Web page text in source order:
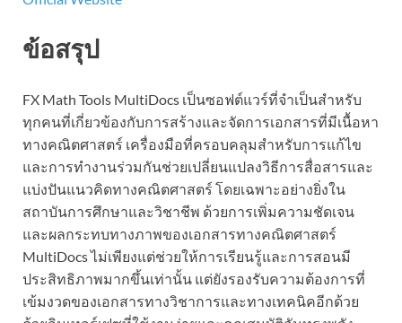
ข้อสรุป
FX Math Tools MultiDocs เป็นซอฟต์แวร์ที่จำเป็นสำหรับ
ทุกคนที่เกี่ยวข้องกับการสร้างและจัดการเอกสารที่มีเนื้อหา
ทางคณิตศาสตร์ เครื่องมือที่ครอบคลุมสำหรับการแก้ไข
และการทำงานร่วมกันช่วยเปลี่ยนแปลงวิธีการสื่อสารและ
แบ่งปันแนวคิดทางคณิตศาสตร์ โดยเฉพาะอย่างยิ่งใน
สถาบันการศึกษาและวิชาชีพ ด้วยการเพิ่มความชัดเจน
และผลกระทบทางภาพของเอกสารทางคณิตศาสตร์
MultiDocs ไม่เพียงแต่ช่วยให้การเรียนรู้และการสอนมี
ประสิทธิภาพมากขึ้นเท่านั้น แต่ยังรองรับความต้องการที่
เข้มงวดของเอกสารทางวิชาการและทางเทคนิคอีกด้วย